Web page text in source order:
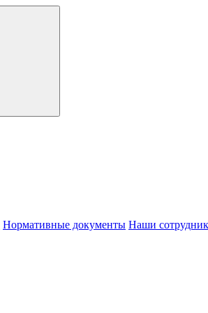
Нормативные документы Наши